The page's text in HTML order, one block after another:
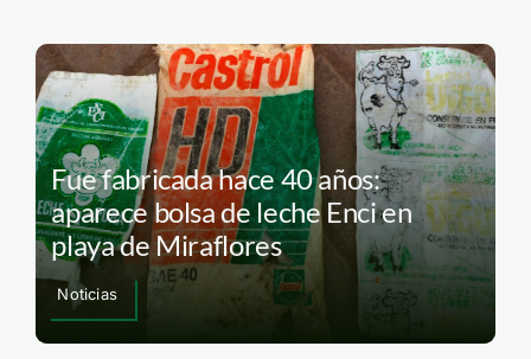
Fue fabricada hace 40 años:
aparece bolsa de leche Enci en
playa de Miraflores
Noticias